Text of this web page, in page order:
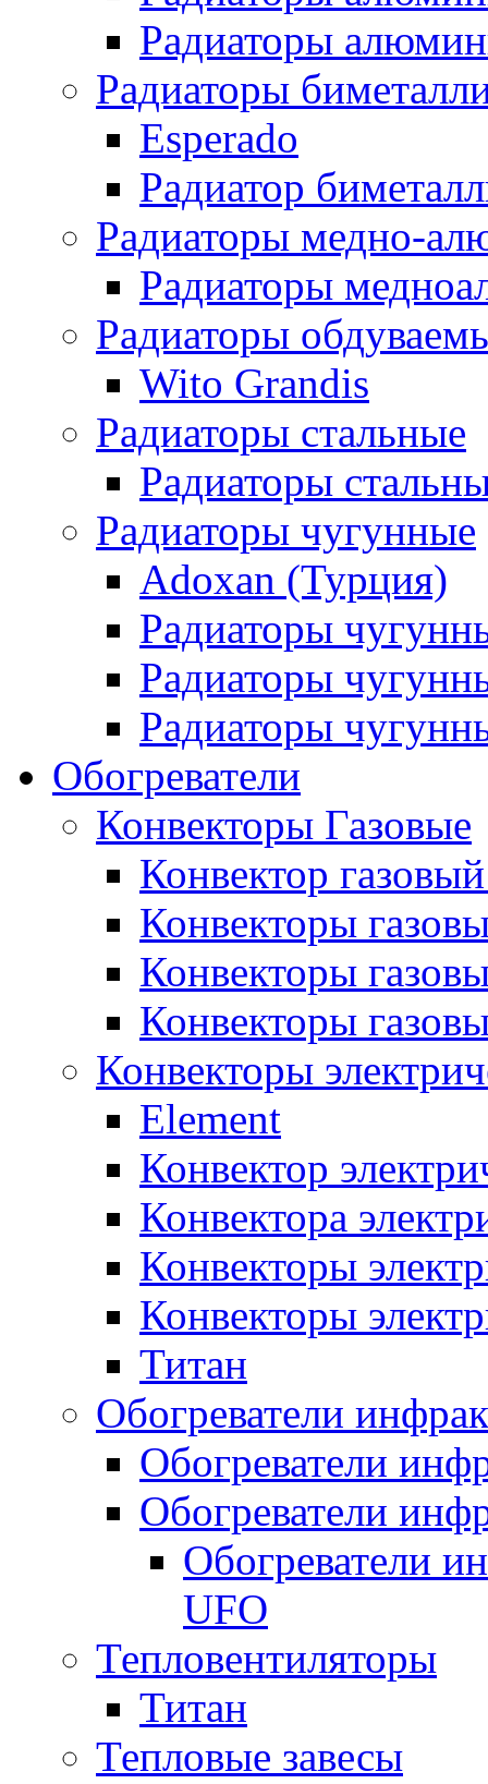
Радиаторы
Радиаторы
Esperado
Радиатор
Радиаторы медно-
Радиаторы
Радиаторы
Wito Grandis
Радиаторы стальные
Радиаторы
Радиаторы чугунные
Adoxan (Турция)
Радиаторы
Радиаторы
Радиаторы
Обогреватели
Конвекторы Газовые
Конвектор
Конвекторы
Конвекторы
Конвекторы
Конвекторы
Element
Конвектор
Конвектора
Конвекторы
Конвекторы
Титан
Обогреватели
Обогреватели
Обогреватели
Обогреватели
UFO
Тепловентиляторы
Титан
Тепловые завесы